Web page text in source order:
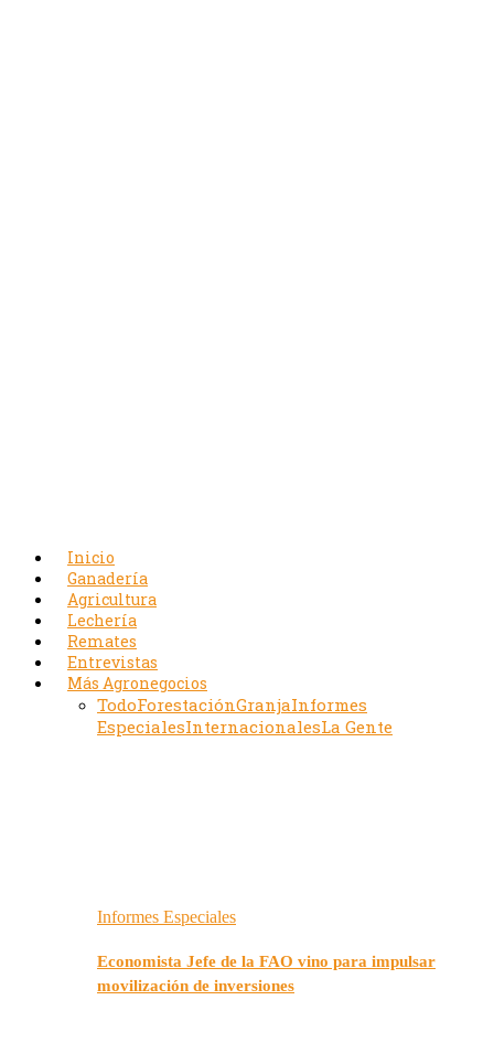
Inicio
Ganadería
Agricultura
Lechería
Remates
Entrevistas
Más Agronegocios
TodoForestaciónGranjaInformes
EspecialesInternacionalesLa Gente
Informes Especiales
Economista Jefe de la FAO vino para impulsar
movilización de inversiones